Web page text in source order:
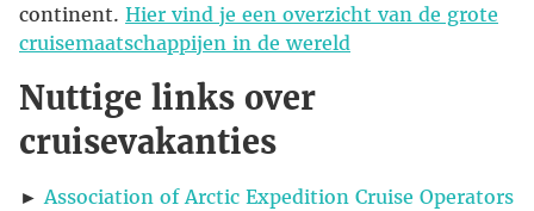
continent. Hier vind je een overzicht van de grote
cruisemaatschappijen in de wereld
Nuttige links over
cruisevakanties
►Association of Arctic Expedition Cruise Operators